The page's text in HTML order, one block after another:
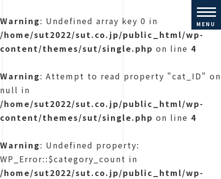
Warning: Undefined array key 0 in
/home/sut2022/sut.co.jp/public_html/wp-
content/themes/sut/single.php on line 4
Warning: Attempt to read property "cat_ID" on
null in
/home/sut2022/sut.co.jp/public_html/wp-
content/themes/sut/single.php on line 4
Warning: Undefined property:
WP_Error::$category_count in
/home/sut2022/sut.co.jp/public_html/wp-
MENU